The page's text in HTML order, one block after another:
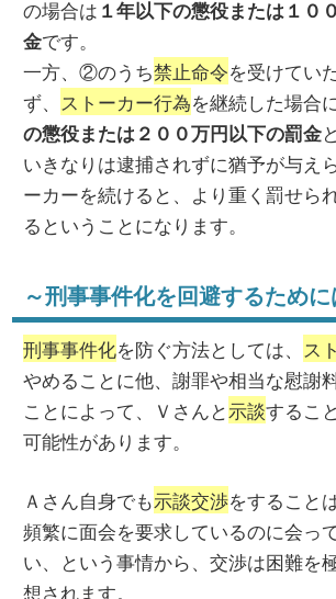
の場合は １年以下の懲役または１０
金です。
一方、②のうち禁止命令を受けてい
ず、
ストーカー行為を継続した場合に
の懲役または２００万円以下の罰金
いきなりは逮捕されずに猶予が与え
ーカーを続けると、より重く罰せら
るということになります。
～刑事事件化を回避するために
刑事事件化を防ぐ方法としては、 ス
やめることに他、謝罪や相当な慰謝
ことによって、Ｖさんと示談するこ
可能性があります。
Ａさん自身でも示談交渉をすること
頻繁に面会を要求しているのに会っ
い、という事情から、交渉は困難を
想されます。